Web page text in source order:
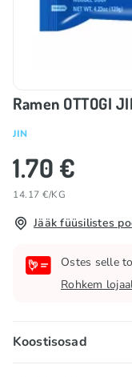
Ramen OTTOGI
JIN
1.70 €
14.17 €/KG
Jääk füüsilistes
Ostes selle
Rohkem
Koostisosad